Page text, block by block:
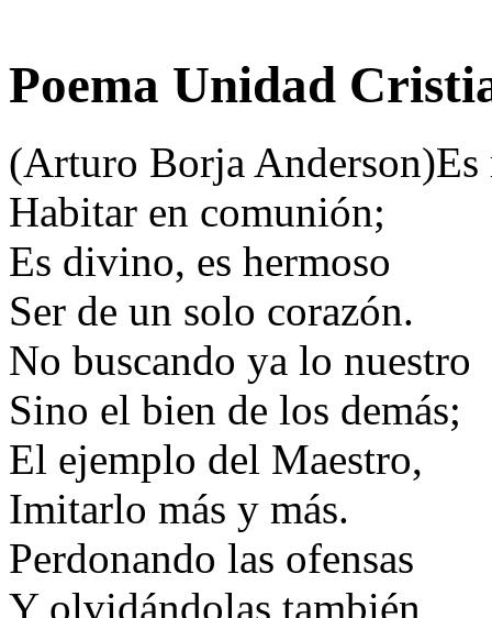
Poema Unidad
(Arturo Borja
Habitar en comunión;
Es divino, es hermoso
Ser de un solo corazón.
No buscando ya lo nuestro
Sino el bien de los demás;
El ejemplo del Maestro,
Imitarlo más y más.
Perdonando las ofensas
Y olvidándolas también